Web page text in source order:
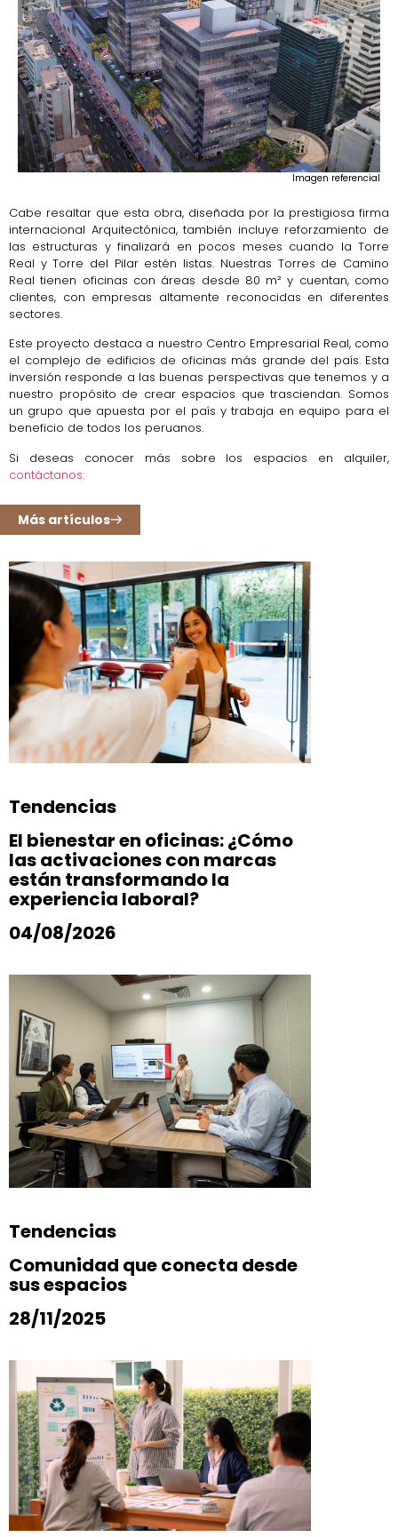
Imagen referencial
Cabe resaltar que esta obra, diseñada por la prestigiosa firma
internacional Arquitectónica, también incluye reforzamiento de
las estructuras y finalizará en pocos meses cuando la Torre
Real y Torre del Pilar estén listas. Nuestras Torres de Camino
Real tienen oficinas con áreas desde 80 m² y cuentan, como
clientes, con empresas altamente reconocidas en diferentes
sectores.
Este proyecto destaca a nuestro Centro Empresarial Real, como
el complejo de edificios de oficinas más grande del país. Esta
inversión responde a las buenas perspectivas que tenemos y a
nuestro propósito de crear espacios que trasciendan. Somos
un grupo que apuesta por el país y trabaja en equipo para el
beneficio de todos los peruanos.
Si deseas conocer más sobre los espacios en alquiler,
contáctanos.
Más artículos
Tendencias
El bienestar en oficinas: ¿Cómo
las activaciones con marcas
están transformando la
experiencia laboral?
04/08/2026
Tendencias
Comunidad que conecta desde
sus espacios
28/11/2025